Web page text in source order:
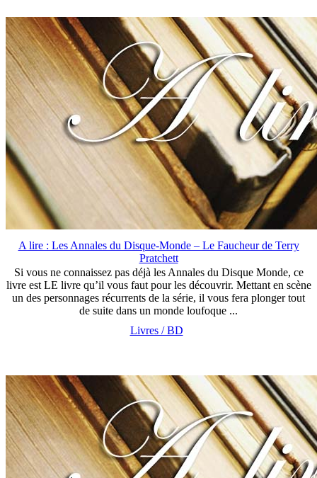
A lire : Les Annales du Disque-Monde – Le Faucheur de Terry
Pratchett
Si vous ne connaissez pas déjà les Annales du Disque Monde, ce
livre est LE livre qu’il vous faut pour les découvrir. Mettant en scène
un des personnages récurrents de la série, il vous fera plonger tout
de suite dans un monde loufoque ...
Livres / BD